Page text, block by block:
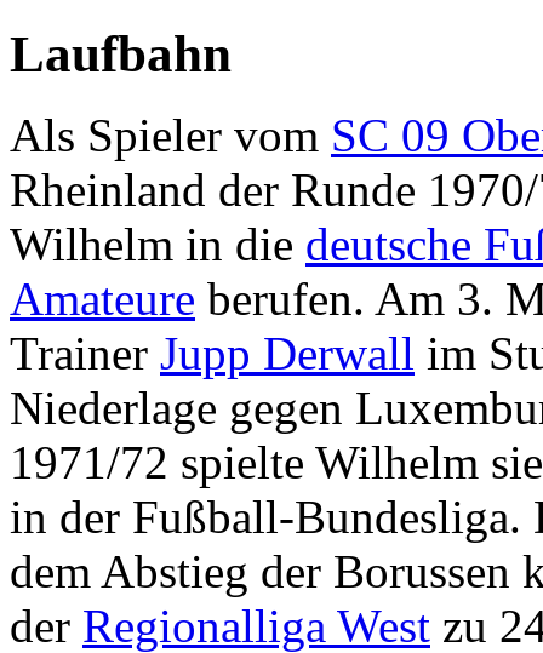
Laufbahn
Als Spieler vom SC 09
Rheinland der Runde
Wilhelm in die deutsche
Amateure berufen. Am 3.
Trainer Jupp Derwall im
Niederlage gegen
1971/72 spielte Wilhelm
in der Fußball-Bundesliga.
dem Abstieg der Borussen
der Regionalliga West zu